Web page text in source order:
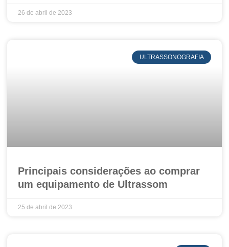
26 de abril de 2023
ULTRASSONOGRAFIA
Principais considerações ao comprar
um equipamento de Ultrassom
25 de abril de 2023